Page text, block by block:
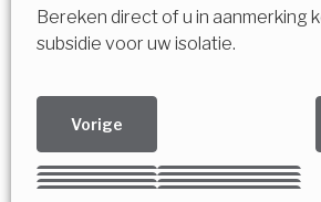
Bereken direct of u in aanmerking
subsidie voor uw isolatie.
Vorige
Kies uw
Vorige Volgende